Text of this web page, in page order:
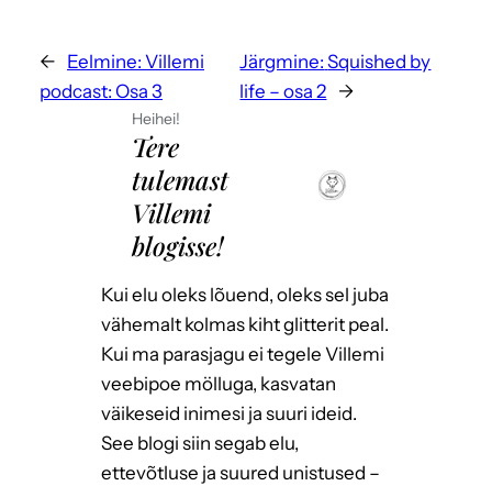
← Eelmine: Villemi
podcast: Osa 3
Järgmine: Squished by
life – osa 2 →
Heihei!
Tere
tulemast
Villemi
blogisse!
Kui elu oleks lõuend, oleks sel juba
vähemalt kolmas kiht glitterit peal.
Kui ma parasjagu ei tegele Villemi
veebipoe mölluga, kasvatan
väikeseid inimesi ja suuri ideid.
See blogi siin segab elu,
ettevõtluse ja suured unistused –